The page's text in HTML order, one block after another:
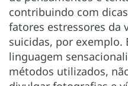
contribuindo com
fatores estressores da
suicidas, por
linguagem
métodos utilizados,